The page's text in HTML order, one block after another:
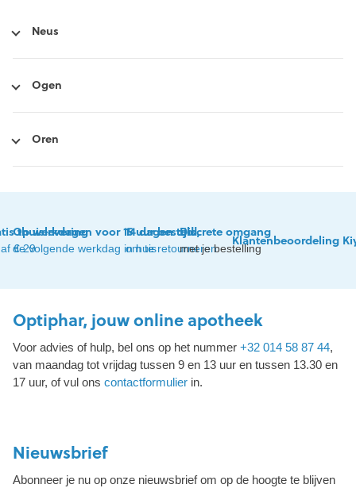
Neus
Ogen
Oren
thuislevering
€ 29
Op werkdagen voor 15 uur besteld,
de volgende werkdag in huis
14 dagen tijd
om te retourneren
Discrete omgang
met je bestelling
Klantenbeoordeling
Optiphar, jouw online apotheek
Voor advies of hulp, bel ons op het nummer +32 014 58 87 44,
van maandag tot vrijdag tussen 9 en 13 uur en tussen 13.30 en
17 uur, of vul ons contactformulier in.
Nieuwsbrief
Abonneer je nu op onze nieuwsbrief om op de hoogte te blijven